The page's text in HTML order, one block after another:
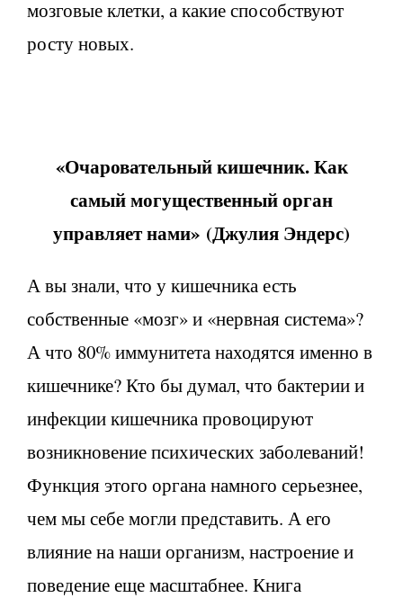
мозговые клетки, а какие способствуют
росту новых.
«Очаровательный кишечник. Как
самый могущественный орган
управляет нами» (Джулия Эндерс)
А вы знали, что у кишечника есть
собственные «мозг» и «нервная система»?
А что 80% иммунитета находятся именно в
кишечнике? Кто бы думал, что бактерии и
инфекции кишечника провоцируют
возникновение психических заболеваний!
Функция этого органа намного серьезнее,
чем мы себе могли представить. А его
влияние на наши организм, настроение и
поведение еще масштабнее. Книга